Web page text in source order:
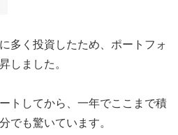
多く投資したため、ポートフォ
しました。
トしてから、一年でここまで積
でも驚いています。